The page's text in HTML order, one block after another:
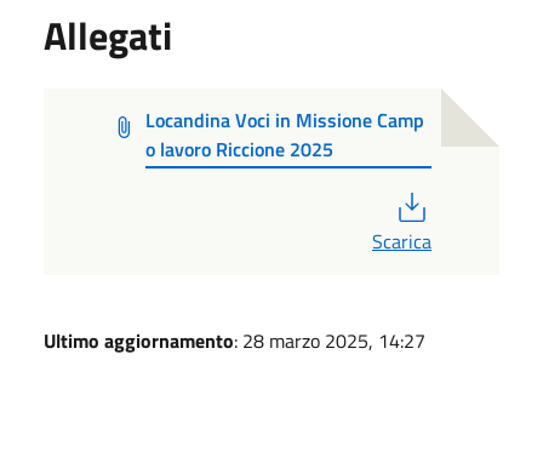
Allegati
Locandina Voci in Missione Camp
o lavoro Riccione 2025
Scarica
Ultimo aggiornamento: 28 marzo 2025, 14:27